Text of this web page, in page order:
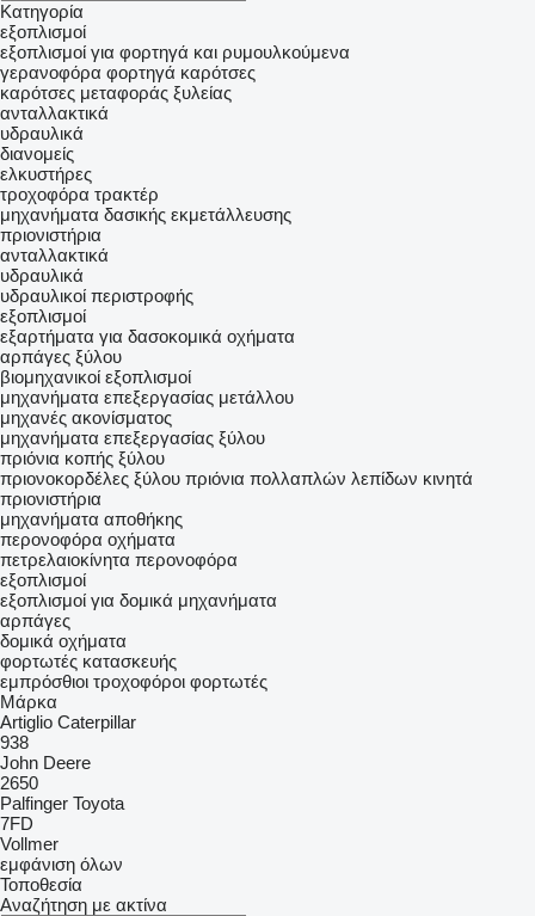
Κατηγορία
εξοπλισμοί
εξοπλισμοί για φορτηγά και ρυμουλκούμενα
γερανοφόρα φορτηγά καρότσες
καρότσες μεταφοράς ξυλείας
ανταλλακτικά
υδραυλικά
διανομείς
ελκυστήρες
τροχοφόρα τρακτέρ
μηχανήματα δασικής εκμετάλλευσης
πριονιστήρια
ανταλλακτικά
υδραυλικά
υδραυλικοί περιστροφής
εξοπλισμοί
εξαρτήματα για δασοκομικά οχήματα
αρπάγες ξύλου
βιομηχανικοί εξοπλισμοί
μηχανήματα επεξεργασίας μετάλλου
μηχανές ακονίσματος
μηχανήματα επεξεργασίας ξύλου
πριόνια κοπής ξύλου
πριονοκορδέλες ξύλου πριόνια πολλαπλών λεπίδων κινητά
πριονιστήρια
μηχανήματα αποθήκης
περονοφόρα οχήματα
πετρελαιοκίνητα περονοφόρα
εξοπλισμοί
εξοπλισμοί για δομικά μηχανήματα
αρπάγες
δομικά οχήματα
φορτωτές κατασκευής
εμπρόσθιοι τροχοφόροι φορτωτές
Μάρκα
Artiglio Caterpillar
938
John Deere
2650
Palfinger Toyota
7FD
Vollmer
εμφάνιση όλων
Τοποθεσία
Αναζήτηση με ακτίνα